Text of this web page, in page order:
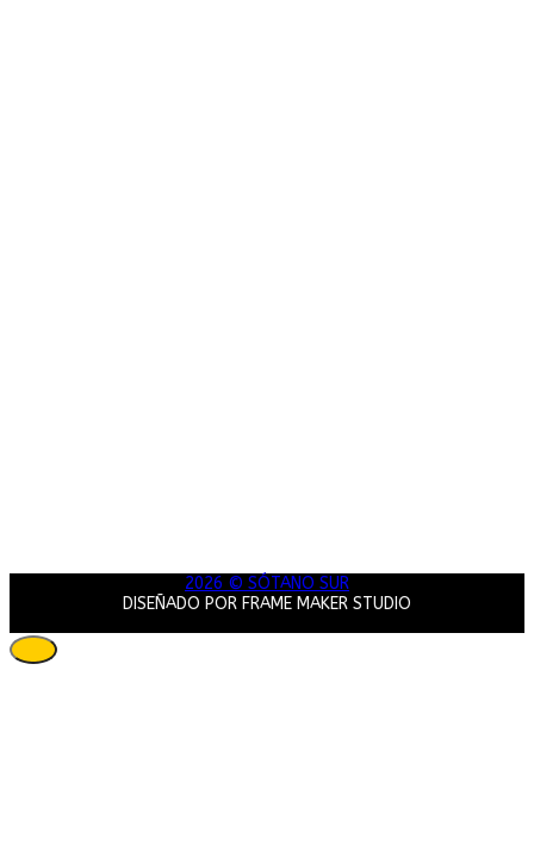
2026 © SÓTANO SUR
DISEÑADO POR FRAME MAKER STUDIO